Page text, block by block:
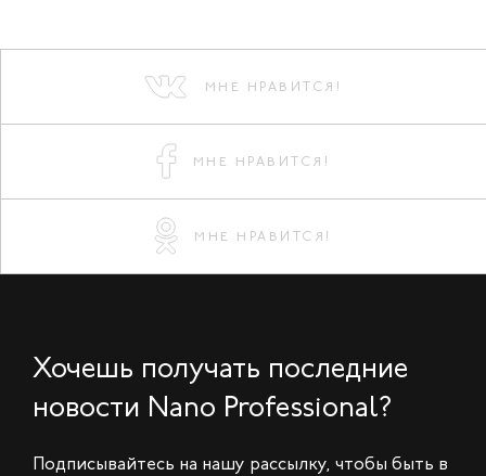
МНЕ НРАВИТСЯ!
МНЕ НРАВИТСЯ!
МНЕ НРАВИТСЯ!
Хочешь получать последние
новости Nano Professional?
Подписывайтесь на нашу рассылку, чтобы быть в